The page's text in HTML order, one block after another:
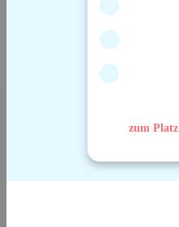
zum Platz